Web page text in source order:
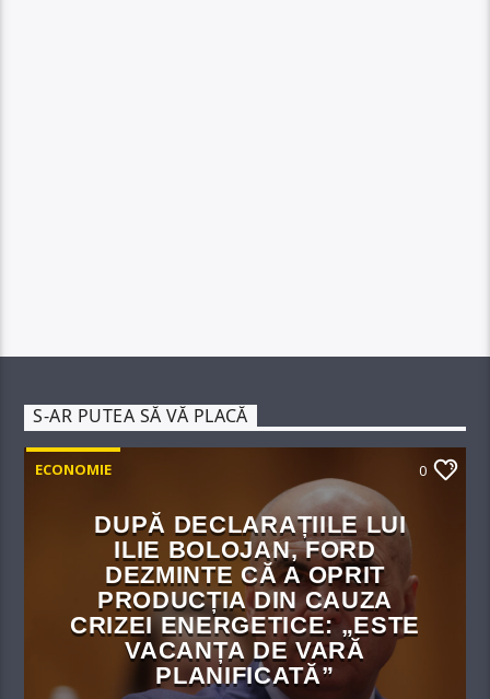
S-AR PUTEA SĂ VĂ PLACĂ
ECONOMIE 0
DUPĂ DECLARAȚIILE LUI
ILIE BOLOJAN, FORD
DEZMINTE CĂ A OPRIT
PRODUCȚIA DIN CAUZA
CRIZEI ENERGETICE: „ESTE
VACANȚA DE VARĂ
PLANIFICATĂ”